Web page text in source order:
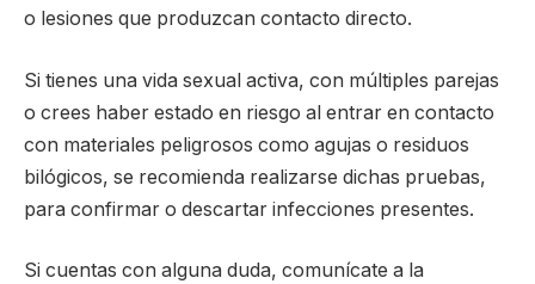
o lesiones que produzcan contacto directo.
Si tienes una vida sexual activa, con múltiples parejas
o crees haber estado en riesgo al entrar en contacto
con materiales peligrosos como agujas o residuos
bilógicos, se recomienda realizarse dichas pruebas,
para confirmar o descartar infecciones presentes.
Si cuentas con alguna duda, comunícate a la